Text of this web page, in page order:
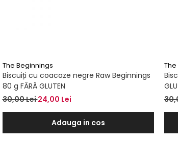
The Beginnings
Biscuiți cu coacaze negre Raw Beginnings
80 g FĂRĂ GLUTEN
30,00 Lei24,00 Lei
Adauga in cos